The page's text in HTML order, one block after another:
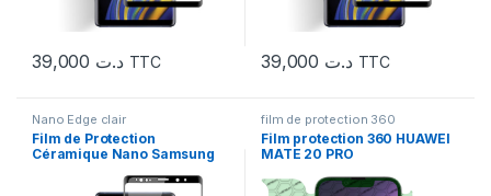
د.ت TTC د.ت TTC
Nano Edge clair
Film de Protection
Céramique Nano Samsung
film de protection 360
Film protection 360 HUAWEI
MATE 20 PRO